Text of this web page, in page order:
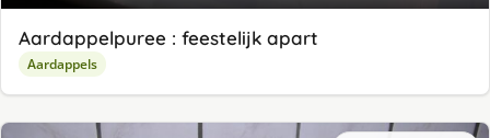
Aardappelpuree : feestelijk apart
Aardappels